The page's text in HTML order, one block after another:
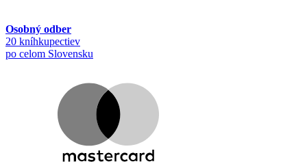
Osobný odber
20 kníhkupectiev
po celom Slovensku